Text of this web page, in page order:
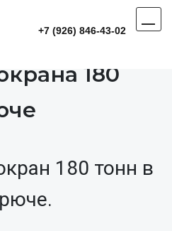
+7 (926) 846-43-02
180
180 тонн в